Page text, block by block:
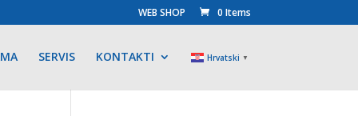
WEB SHOP 0 Items
SERVIS KONTAKTI Hrvatski ▼